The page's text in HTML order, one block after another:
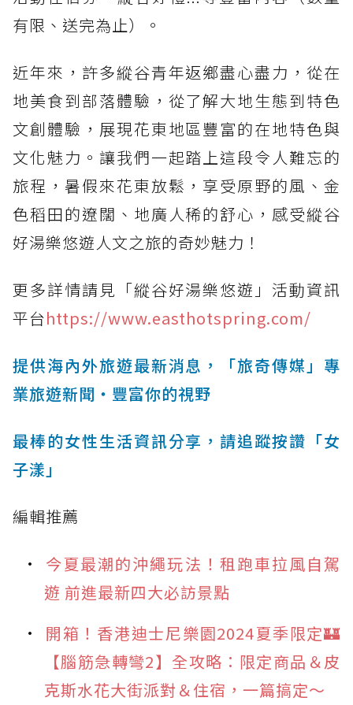
有限、送完為止）。
近年來，許多縱谷青年返鄉盡心盡力，從在
地美食到部落體驗，從了解大地生態到特色
文創體驗，展現花東地區豐富的在地特色與
文化魅力。讓我們一起踏上這段令人難忘的
旅程，暑假來花東放鬆，享受原野的風、金
色稻田的遼闊、地廣人稀的舒心，感受縱谷
好湯樂悠遊人文之旅的奇妙魅力！
更多詳情請見「縱谷好湯樂悠遊」活動資訊
平台https://www.easthotspring.com/
提供海內外旅遊最新消息，「旅奇傳媒」專
業旅遊新聞‧豐富你的視野
最棒的女性生活資訊分享，請追蹤按讚「女
子漾」
編輯推薦
今夏最潮的沖繩玩法！租跑車拉風自駕
遊 前進最新四大必訪景點
開箱！香港迪士尼樂園2024夏季限定🏰
【腦筋急轉彎2】全攻略：限定商品＆皮
克斯水花大街派對＆住宿，一篇搞定～